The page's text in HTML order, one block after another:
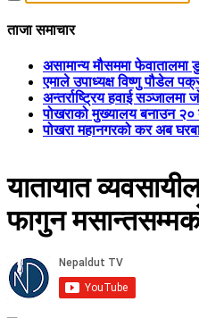
ताजा समाचार
असामान्य मौसममा फेवातालमा
एमाले उपाध्यक्ष विष्णु पौडेल
अन्तर्राष्ट्रिय हवाई सञ्जालमा
पोखराको मुख्यालय बनाउन २०
पोखरा महानगरको कर अब
यातायात
फागुन